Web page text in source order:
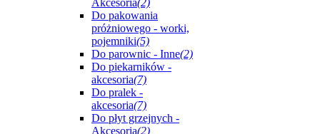
Akcesoria(2)
Do pakowania
próżniowego - worki,
pojemniki(5)
Do parownic - Inne(2)
Do piekarników -
akcesoria(7)
Do pralek -
akcesoria(7)
Do płyt grzejnych -
Akcesoria(2)